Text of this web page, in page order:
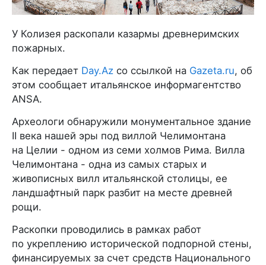
У Колизея раскопали казармы древнеримских
пожарных.
Как передает Day.Az со ссылкой на Gazeta.ru, об
этом сообщает итальянское информагентство
ANSA.
Археологи обнаружили монументальное здание
II века нашей эры под виллой Челимонтана
на Целии - одном из семи холмов Рима. Вилла
Челимонтана - одна из самых старых и
живописных вилл итальянской столицы, ее
ландшафтный парк разбит на месте древней
рощи.
Раскопки проводились в рамках работ
по укреплению исторической подпорной стены,
финансируемых за счет средств Национального